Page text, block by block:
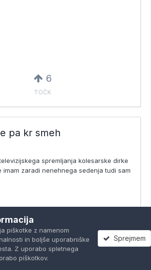
6
TOČK
pa kr smeh
spremljanja kolesarske dirke
imam zaradi nenehnega sedenja tudi sam
TOČK
piškotke z namenom
in boljše uporabniške
Z uporabo spletnega
piškotkov.
Sprejmem
Prijavi se